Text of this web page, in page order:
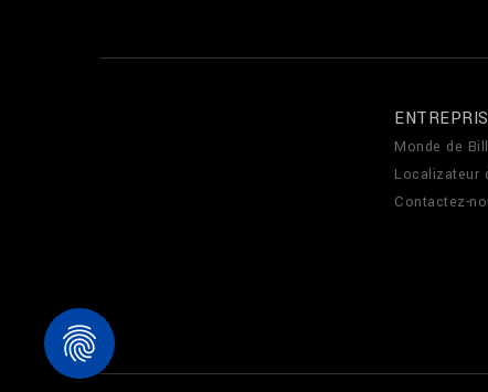
Monde de
Localizateur
Contactez-